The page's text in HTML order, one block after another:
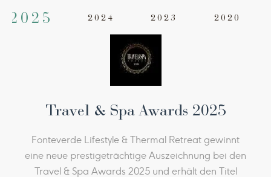
2025 2024 2023 2020
Travel & Spa Awards 2025
Fonteverde Lifestyle & Thermal Retreat gewinnt
eine neue prestigeträchtige Auszeichnung bei den
Travel & Spa Awards 2025 und erhält den Titel